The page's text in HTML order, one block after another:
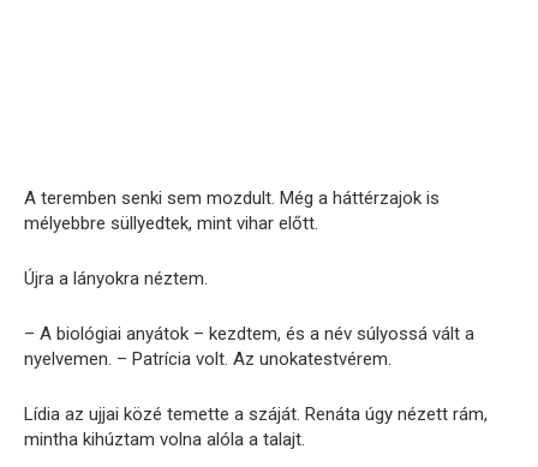
A teremben senki sem mozdult. Még a háttérzajok is
mélyebbre süllyedtek, mint vihar előtt.
Újra a lányokra néztem.
– A biológiai anyátok – kezdtem, és a név súlyossá vált a
nyelvemen. – Patrícia volt. Az unokatestvérem.
Lídia az ujjai közé temette a száját. Renáta úgy nézett rám,
mintha kihúztam volna alóla a talajt.